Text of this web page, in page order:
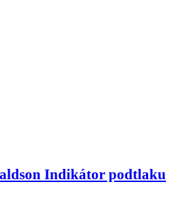
Indikátor podtlaku